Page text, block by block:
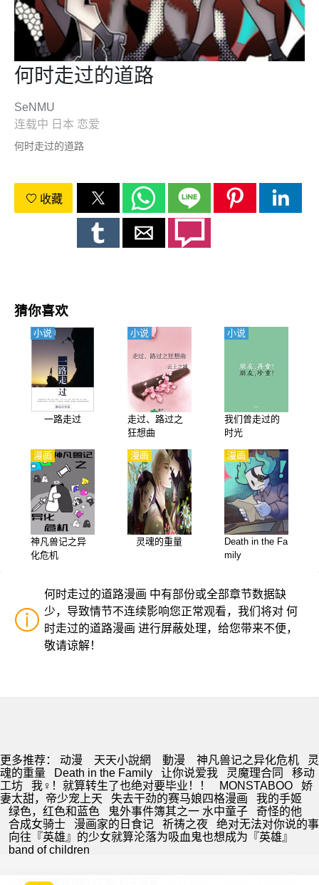
何时走过的道路
SeNMU
连载中 日本 恋爱
何时走过的道路
收藏
猜你喜欢
一路走过
小说
走过、路过之
狂想曲
小说
我们曾走过的
时光
小说
神凡兽记之异
化危机
漫画
灵魂的重量
漫画
Death in the Fa
mily
漫画
何时走过的道路漫画 中有部份或全部章节数据缺
少，导致情节不连续影响您正常观看，我们将对 何
时走过的道路漫画 进行屏蔽处理，给您带来不便，
敬请谅解！
更多推荐： 动漫 天天小說網 動漫 神凡兽记之异化危机
灵
魂的重量
Death in the Family 让你说爱我 灵魔理合同
移动
工坊
我♀！就算转生了也绝对要毕业！！ MONSTABOO
娇
妻太甜，帝少宠上天
失去干劲的赛马娘四格漫画
我的手姬
绿色，红色和蓝色
鬼外事件簿其之一 水中童子
奇怪的他
合成女骑士
漫画家的日食记 祈祷之夜
绝对无法对你说的事
向往『英雄』的少女就算沦落为吸血鬼也想成为『英雄』
band of children
© 2026 BAOZIMH.COM 包子漫画 ·